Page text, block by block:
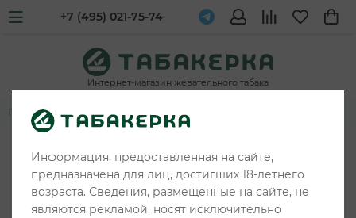
Интернет-магазин жевательного табака
+7 (495) 021-75-74
Главная Жевательные табаки и снюс
Информация, предоставленная на сайте,
предназначена для лиц, достигших 18-летнего
возраста. Сведения, размещенные на сайте, не
являются рекламой, носят исключительно